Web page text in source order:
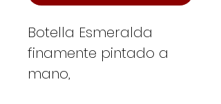
Botella Esmeralda
finamente pintado a
mano,